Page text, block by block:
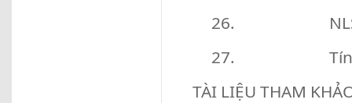
26. NLSH
27. Tính hiệu
TÀI LIỆU THAM